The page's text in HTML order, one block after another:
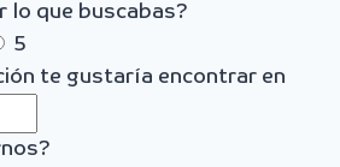
lo que buscabas?
5
te gustaría encontrar en